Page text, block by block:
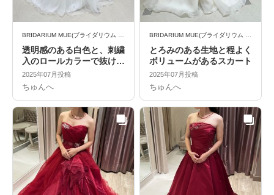
透明感のある白色と、刺繍
入のロールカラーで抜け感
を
2025年07月投稿
ちゅんへ
とろみのある生地と程よく
ボリュームがあるスカート
2025年07月投稿
ちゅんへ